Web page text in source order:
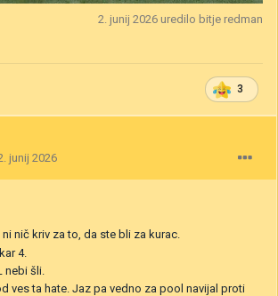
2. junij 2026 uredilo bitje redman
3
junij 2026
nič kriv za to, da ste bli za kurac.
4.
nebi šli.
ves ta hate. Jaz pa vedno za pool navijal proti